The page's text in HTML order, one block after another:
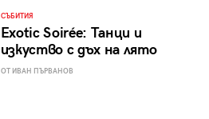
СЪБИТИЯ
Exotic Soirée: Танци и
изкуство с дъх на лято
ОТ ИВАН ПЪРВАНОВ